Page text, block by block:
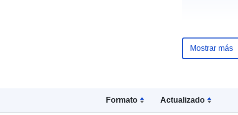
Formato Actualizado
Mostrar más